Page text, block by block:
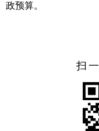
政预算。
扫